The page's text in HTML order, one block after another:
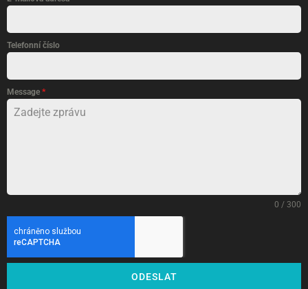
Telefonní číslo
Message *
0 / 300
ODESLAT